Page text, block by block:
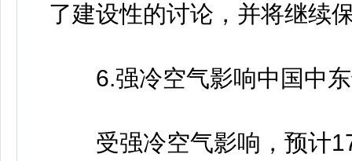
了建设性的讨论，并将继续
6.强冷空气影响中国中东
受强冷空气影响，预计17